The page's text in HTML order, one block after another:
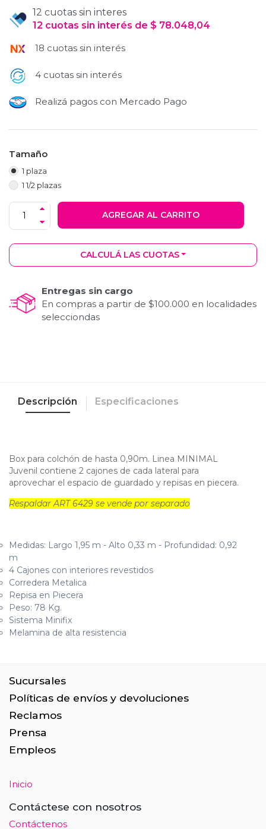
12 cuotas sin interes
12 cuotas sin interés de $ 78.048,04
18 cuotas sin interés
4 cuotas sin interés
Realizá pagos con Mercado Pago
Tamaño
1 plaza
1 1/2 plazas
AGREGAR AL CARRITO
CALCULÁ LAS CUOTAS
Entregas sin cargo
En compras a partir de $100.000 en localidades
selecciondas
Descripción Especificaciones
Box para colchón de hasta 0,90m. Linea MINIMAL
Juvenil contiene 2 cajones de cada lateral para
aprovechar el espacio de guardado y repisas en piecera.
Respaldar ART 6429 se vende por separado
Medidas: Largo 1,95 m - Alto 0,33 m - Profundidad: 0,92
m
4 Cajones con interiores revestidos
Corredera Metalica
Repisa en Piecera
Peso: 78 Kg.
Sistema Minifix
Melamina de alta resistencia
Sucursales
Políticas de envíos y devoluciones
Reclamos
Prensa
Empleos
Inicio
Contáctese con nosotros
Contáctenos